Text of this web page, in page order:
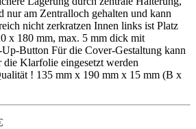
am Zentralloch gehalten und kann
nicht zerkratzen Innen links ist Platz
x 180 mm, max. 5 mm dick mit
Up-Button Für die Cover-Gestaltung kann
die Klarfolie eingesetzt werden
! 135 mm x 190 mm x 15 mm (B x